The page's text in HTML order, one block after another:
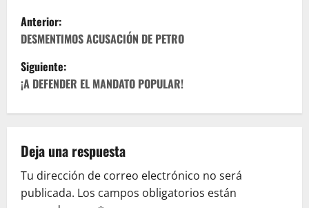
N
a
v
a
c
Anterior:
DESMENTIMOS ACUSACIÓN DE PETRO
Siguiente:
¡A DEFENDER EL MANDATO POPULAR!
Deja una respuesta
Tu dirección de correo electrónico no será
publicada. Los campos obligatorios están